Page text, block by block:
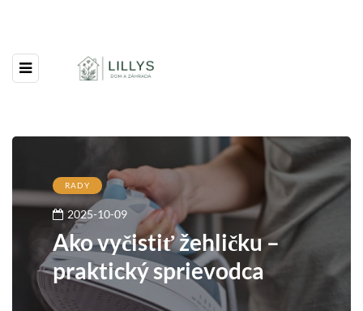
RADY
2025-10-09
Ako vyčistiť žehličku –
praktický sprievodca